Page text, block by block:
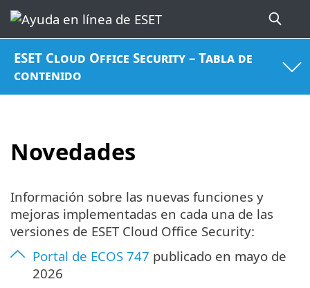
ESET Cloud Office Security – Tabla de
contenido
Novedades
Información sobre las nuevas funciones y
mejoras implementadas en cada una de las
versiones de ESET Cloud Office Security:
Portal de ECOS 747 publicado en mayo de
2026